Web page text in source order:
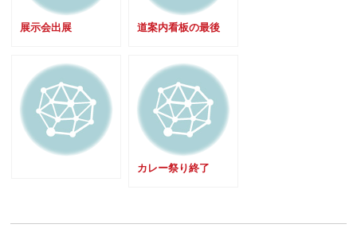
展示会出展 道案内看板の最後
カレー祭り終了